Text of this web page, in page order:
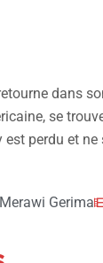
dans
se
est perdu et
Gerima